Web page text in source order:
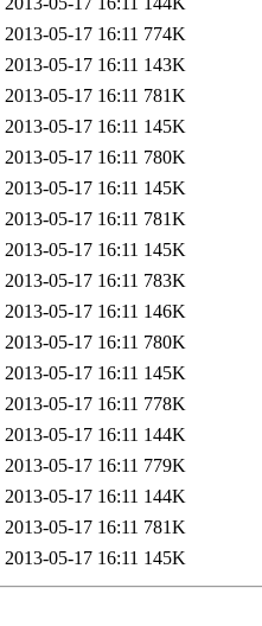
2013-05-17 16:11 774K
2013-05-17 16:11 143K
2013-05-17 16:11 781K
2013-05-17 16:11 145K
2013-05-17 16:11 780K
2013-05-17 16:11 145K
2013-05-17 16:11 781K
2013-05-17 16:11 145K
2013-05-17 16:11 783K
2013-05-17 16:11 146K
2013-05-17 16:11 780K
2013-05-17 16:11 145K
2013-05-17 16:11 778K
2013-05-17 16:11 144K
2013-05-17 16:11 779K
2013-05-17 16:11 144K
2013-05-17 16:11 781K
2013-05-17 16:11 145K